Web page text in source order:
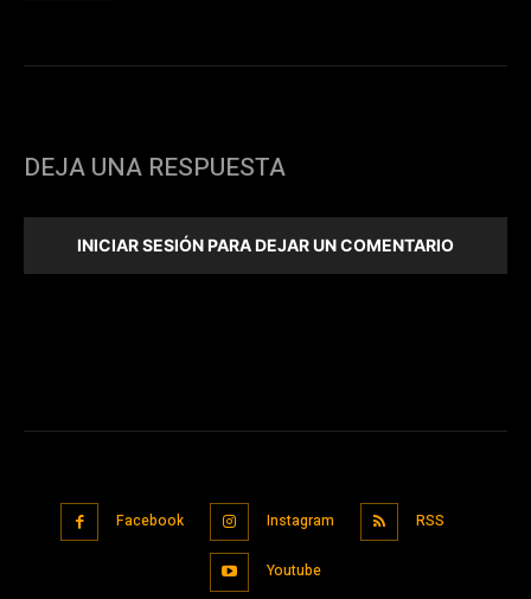
DEJA UNA RESPUESTA
INICIAR SESIÓN PARA DEJAR UN COMENTARIO
Facebook Instagram RSS
Youtube